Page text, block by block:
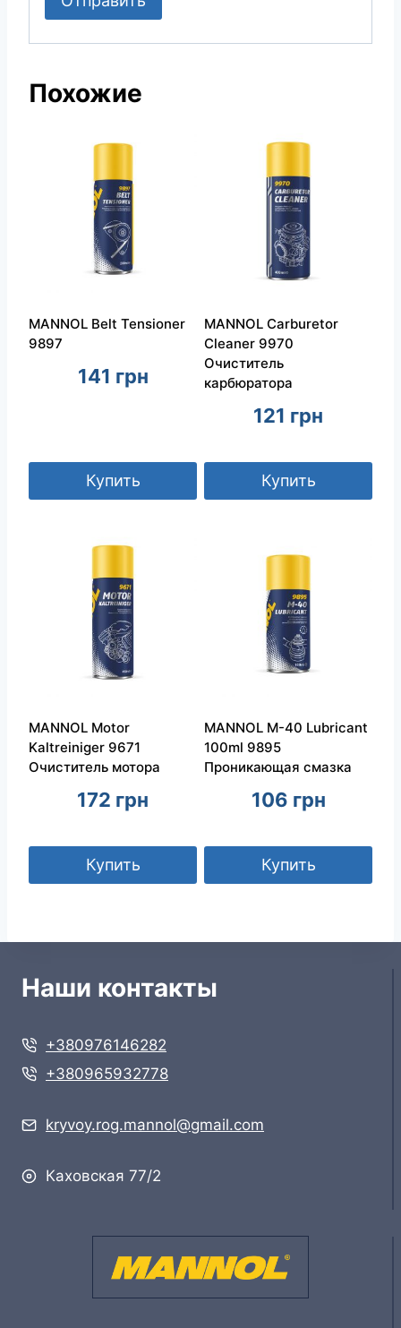
Похожие
MANNOL Belt Tensioner
9897
141 грн
Купить
MANNOL Carburetor
Cleaner 9970
Очиститель
карбюратора
121 грн
Купить
MANNOL Motor
Kaltreiniger 9671
Очиститель мотора
172 грн
Купить
MANNOL M-40 Lubricant
100ml 9895
Проникающая смазка
106 грн
Купить
Наши контакты
+380976146282
+380965932778
kryvoy.rog.mannol@gmail.com
Каховская 77/2